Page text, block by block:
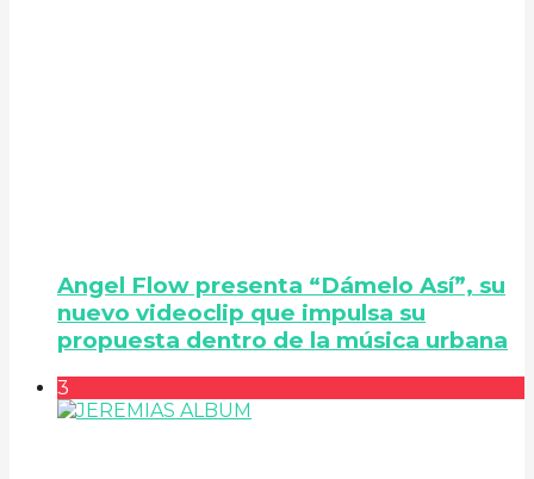
Angel Flow presenta “Dámelo Así”, su
nuevo videoclip que impulsa su
propuesta dentro de la música urbana
3